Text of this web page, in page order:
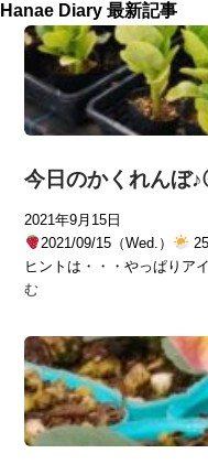
Hanae Diary 最新記事
今日のかくれんぼ
2021年9月15日
2021/09/15（Wed.）
ヒントは・・・やっぱりア
む